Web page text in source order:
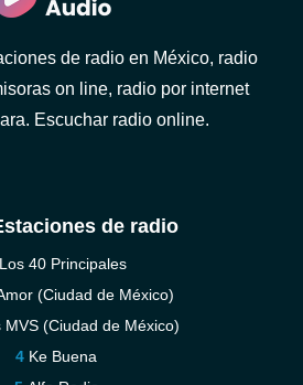
de radio en México, radio
on line, radio por internet
Escuchar radio online.
de radio
Los 40 Principales
(Ciudad de México)
MVS (Ciudad de México)
Ke Buena